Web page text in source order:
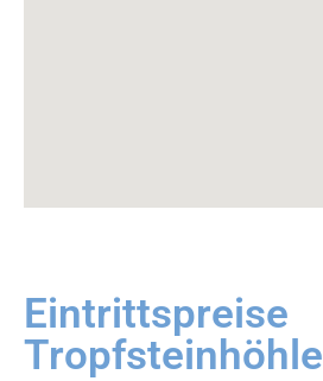
Eintrittspreise
Tropfsteinhöhle